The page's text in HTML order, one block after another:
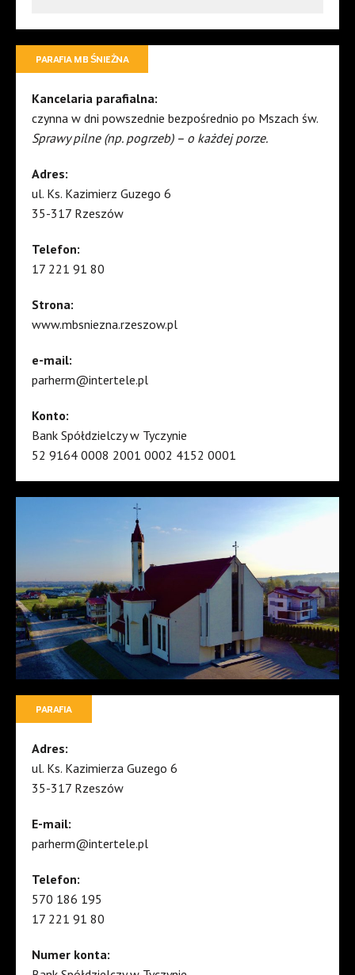
PARAFIA MB ŚNIEŻNA
Kancelaria parafialna:
czynna w dni powszednie bezpośrednio po Mszach św.
Sprawy pilne (np. pogrzeb) – o każdej porze.
Adres:
ul. Ks. Kazimierz Guzego 6
35-317 Rzeszów
Telefon:
17 221 91 80
Strona:
www.mbsniezna.rzeszow.pl
e-mail:
parherm@intertele.pl
Konto:
Bank Spółdzielczy w Tyczynie
52 9164 0008 2001 0002 4152 0001
PARAFIA
Adres:
ul. Ks. Kazimierza Guzego 6
35-317 Rzeszów
E-mail:
parherm@intertele.pl
Telefon:
570 186 195
17 221 91 80
Numer konta: